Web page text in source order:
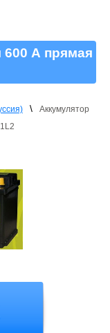
600 А прямая
\
Аккумулятор